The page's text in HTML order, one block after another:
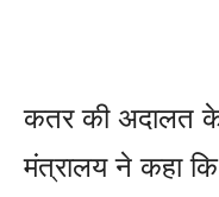
कतर की अदालत
मंत्रालय ने कहा